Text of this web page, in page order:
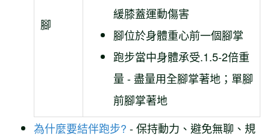
腳
緩膝蓋運動傷害
腳位於身體重心前一個腳掌
跑步當中身體承受.1.5-2倍重
量 - 盡量用全腳掌著地；單腳
前腳掌著地
為什麼要結伴跑步? - 保持動力、避免無聊、規